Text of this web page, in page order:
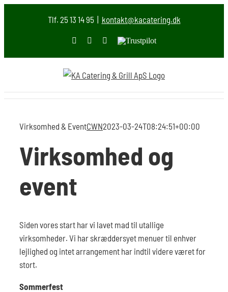
Tlf. 25 13 14 95 kontakt@kacatering.dk
FacebookInstagramTrustpilot
Virksomhed & EventCWN2023-03-24T08:24:51+00:00
Virksomhed og
event
Siden vores start har vi lavet mad til utallige
virksomheder. Vi har skræddersyet menuer til enhver
lejlighed og intet arrangement har indtil videre været for
stort.
Sommerfest